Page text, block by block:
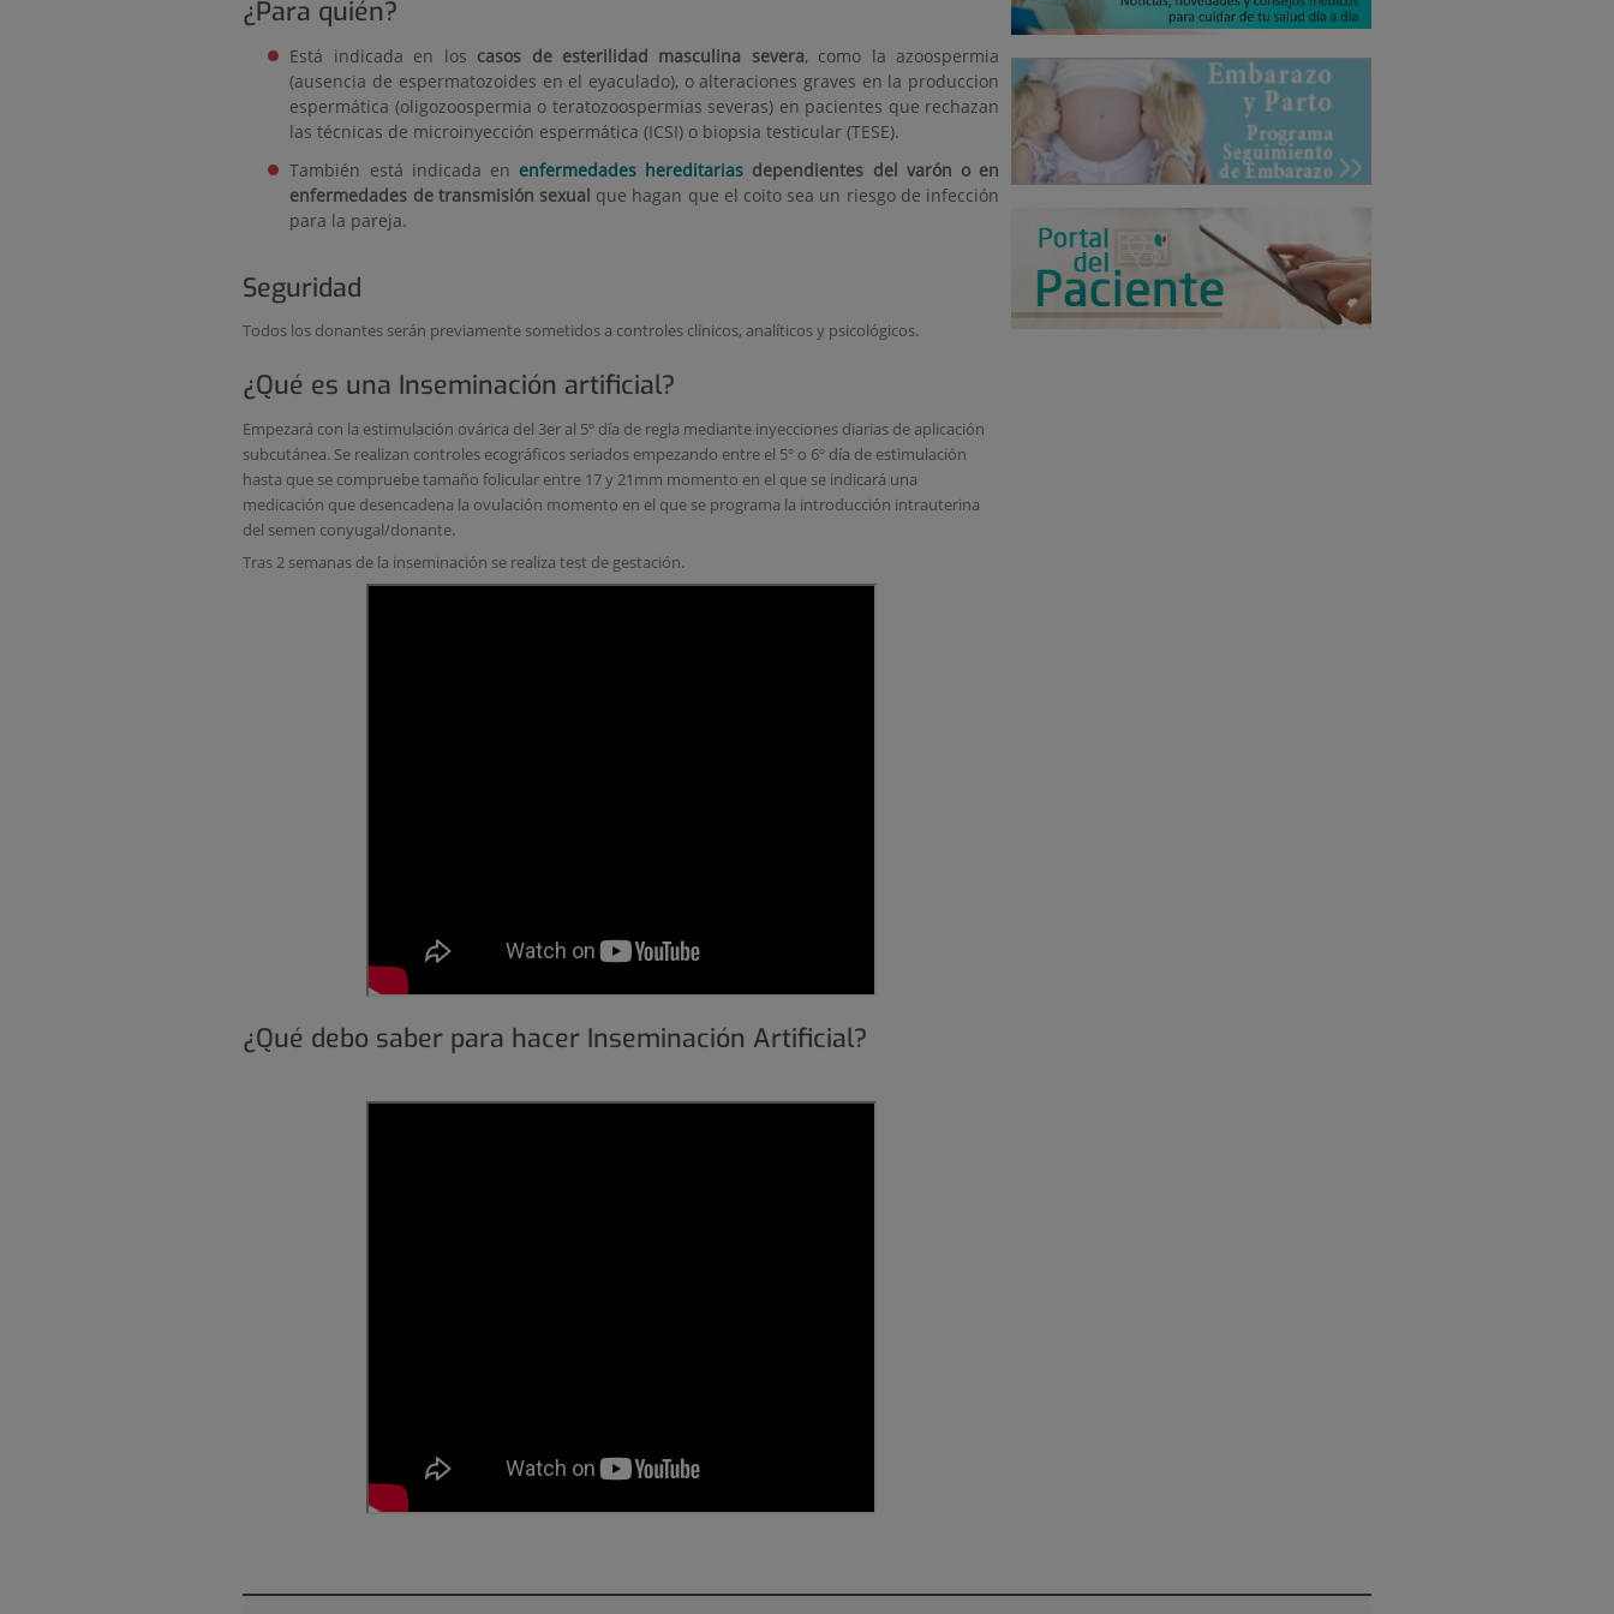
¿Para quién?
Está indicada en los casos de esterilidad masculina severa, como la azoospermia
(ausencia de espermatozoides en el eyaculado), o alteraciones graves en la produccion
espermática (oligozoospermia o teratozoospermias severas) en pacientes que rechazan
las técnicas de microinyección espermática (ICSI) o biopsia testicular (TESE).
También está indicada en enfermedades hereditarias dependientes del varón o en
enfermedades de transmisión sexual que hagan que el coito sea un riesgo de infección
para la pareja.
Seguridad
Todos los donantes serán previamente sometidos a controles clínicos, analíticos y psicológicos.
¿Qué es una Inseminación artificial?
Empezará con la estimulación ovárica del 3er al 5º día de regla mediante inyecciones diarias de aplicación
subcutánea. Se realizan controles ecográficos seriados empezando entre el 5º o 6º día de estimulación
hasta que se compruebe tamaño folicular entre 17 y 21mm momento en el que se indicará una
medicación que desencadena la ovulación momento en el que se programa la introducción intrauterina
del semen conyugal/donante.
Tras 2 semanas de la inseminación se realiza test de gestación.
¿Qué debo saber para hacer Inseminación Artificial?